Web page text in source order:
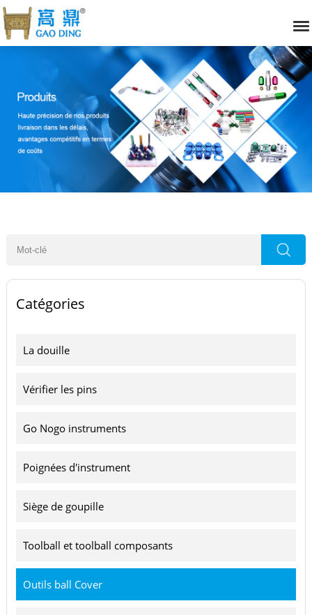
Catégories
La douille
Vérifier les pins
Go Nogo instruments
Poignées d'instrument
Siège de goupille
Toolball et toolball composants
Outils ball Cover